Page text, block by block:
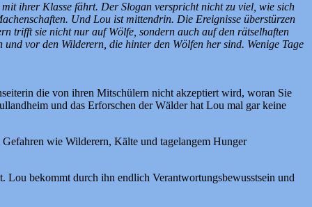
ihrer Klasse fährt. Der Slogan verspricht nicht zu viel, wie sich
Und Lou ist mittendrin. Die Ereignisse überstürzen
trifft sie nicht nur auf Wölfe, sondern auch auf den rätselhaften
vor den Wilderern, die hinter den Wölfen her sind. Wenige Tage
die von ihren Mitschülern nicht akzeptiert wird, woran Sie
und das Erforschen der Wälder hat Lou mal gar keine
wie Wilderern, Kälte und tagelangem Hunger
Lou bekommt durch ihn endlich Verantwortungsbewusstsein und